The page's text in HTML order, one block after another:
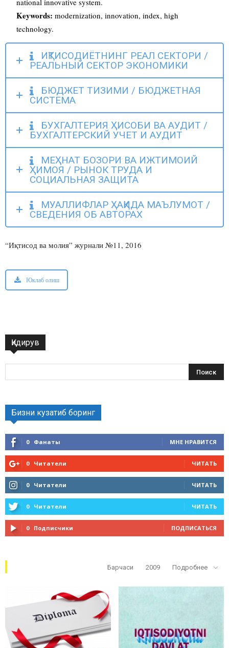
Keywords: modernization, innovation, index, high
technology.
ИҚТИСОДИЁТНИНГ РЕАЛ СЕКТОРИ /
РЕАЛЬНЫЙ СЕКТОР ЭКОНОМИКИ
БЮДЖЕТ ТИЗИМИ / БЮДЖЕТНАЯ
СИСТЕМА
БУХГАЛТЕРИЯ ҲИСОБИ ВА АУДИТ /
БУХГАЛТЕРСКИЙ УЧЕТ И АУДИТ
МЕҲНАТ БОЗОРИ ВА ИЖТИМОИЙ
ҲИМОЯ / РЫНОК ТРУДА И
СОЦИАЛЬНАЯ ЗАЩИТА
МУАЛЛИФЛАР ҲАҚИДА МАЪЛУМОТ /
СВЕДЕНИЯ ОБ АВТОРАХ
“Иқтисод ва молия” журнали №11, 2016
Юклаб олиш
Қидирув
Бизни кузатиб боринг
0 Фанаты МНЕ НРАВИТСЯ
0 Читатели ЧИТАТЬ
0 Читатели ЧИТАТЬ
0 Читатели ЧИТАТЬ
0 Подписчики ПОДПИСАТЬСЯ
Барчаси 2009 Подробнее